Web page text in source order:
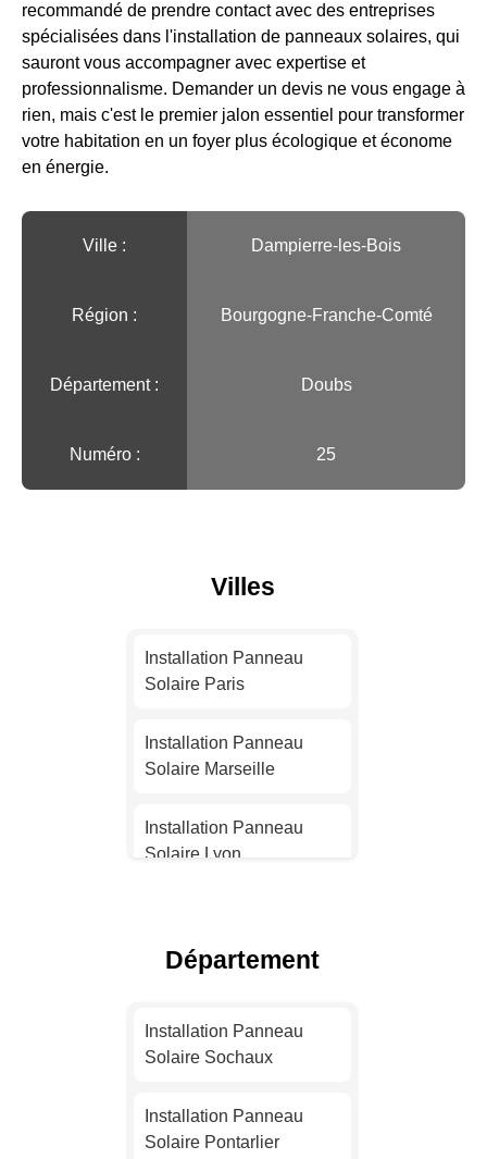
recommandé de prendre contact avec des entreprises
spécialisées dans l'installation de panneaux solaires, qui
sauront vous accompagner avec expertise et
professionnalisme. Demander un devis ne vous engage à
rien, mais c'est le premier jalon essentiel pour transformer
votre habitation en un foyer plus écologique et économe
en énergie.
Ville :️ Dampierre-les-Bois
Région :️ Bourgogne-Franche-Comté
Département : Doubs
Numéro : 25
Villes
Installation Panneau
Solaire Paris
Installation Panneau
Solaire Marseille
Installation Panneau
Solaire Lyon
Solaire Nice
Solaire Nantes
Département
Installation Panneau
Solaire Sochaux
Installation Panneau
Solaire Pontarlier